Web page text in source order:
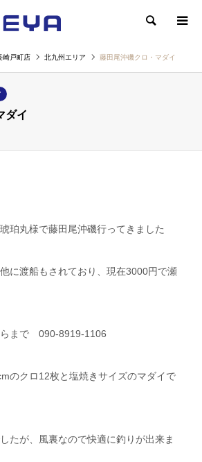
検索
崎戸町店 北九州エリア 藤田尾沖磯クロ・マダイ
ダイ
珀丸様で藤田尾沖磯行ってきました
に渡船もされており、現在3000円で瀬
らまで 090-8919-1106
のクロ12枚と塩焼きサイズのマダイで
たが、風裏なので快適に釣りが出来ま